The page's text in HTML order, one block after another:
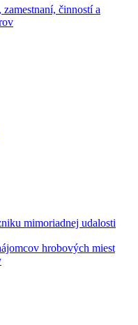
činností a
mimoriadnej udalosti
hrobových miest